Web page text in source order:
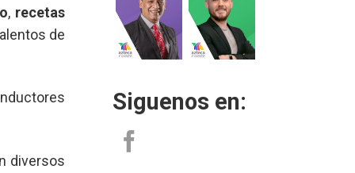
, recetas
de
diversos
Siguenos en: